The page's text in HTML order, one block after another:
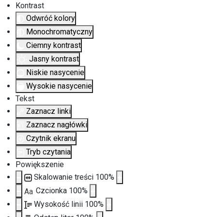
Kontrast
Odwróć kolory
Monochromatyczny
Ciemny kontrast
Jasny kontrast
Niskie nasycenie
Wysokie nasycenie
Tekst
Zaznacz linki
Zaznacz nagłówki
Czytnik ekranu
Tryb czytania
Powiększenie
Skalowanie treści 100%
Aa Czcionka 100%
Wysokość linii 100%